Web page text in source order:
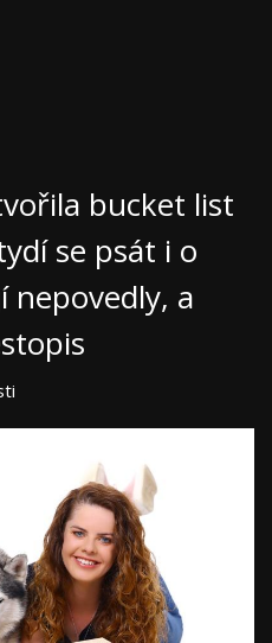
bucket list
se psát i o
nepovedly, a